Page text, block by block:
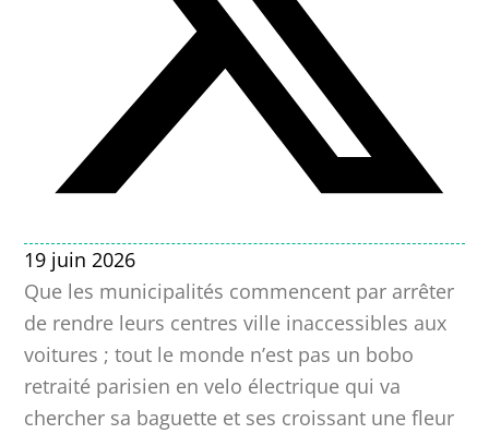
19 juin 2026
Que les municipalités commencent par arrêter
de rendre leurs centres ville inaccessibles aux
voitures ; tout le monde n’est pas un bobo
retraité parisien en velo électrique qui va
chercher sa baguette et ses croissant une fleur